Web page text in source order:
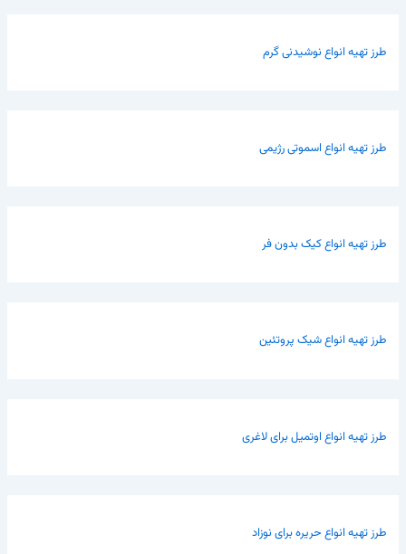
طرز تهیه انواع نوشیدنی گرم
طرز تهیه انواع اسموتی رژیمی
طرز تهیه انواع کیک بدون فر
طرز تهیه انواع شیک پروتئین
طرز تهیه انواع اوتمیل برای لاغری
طرز تهیه انواع حریره برای نوزاد